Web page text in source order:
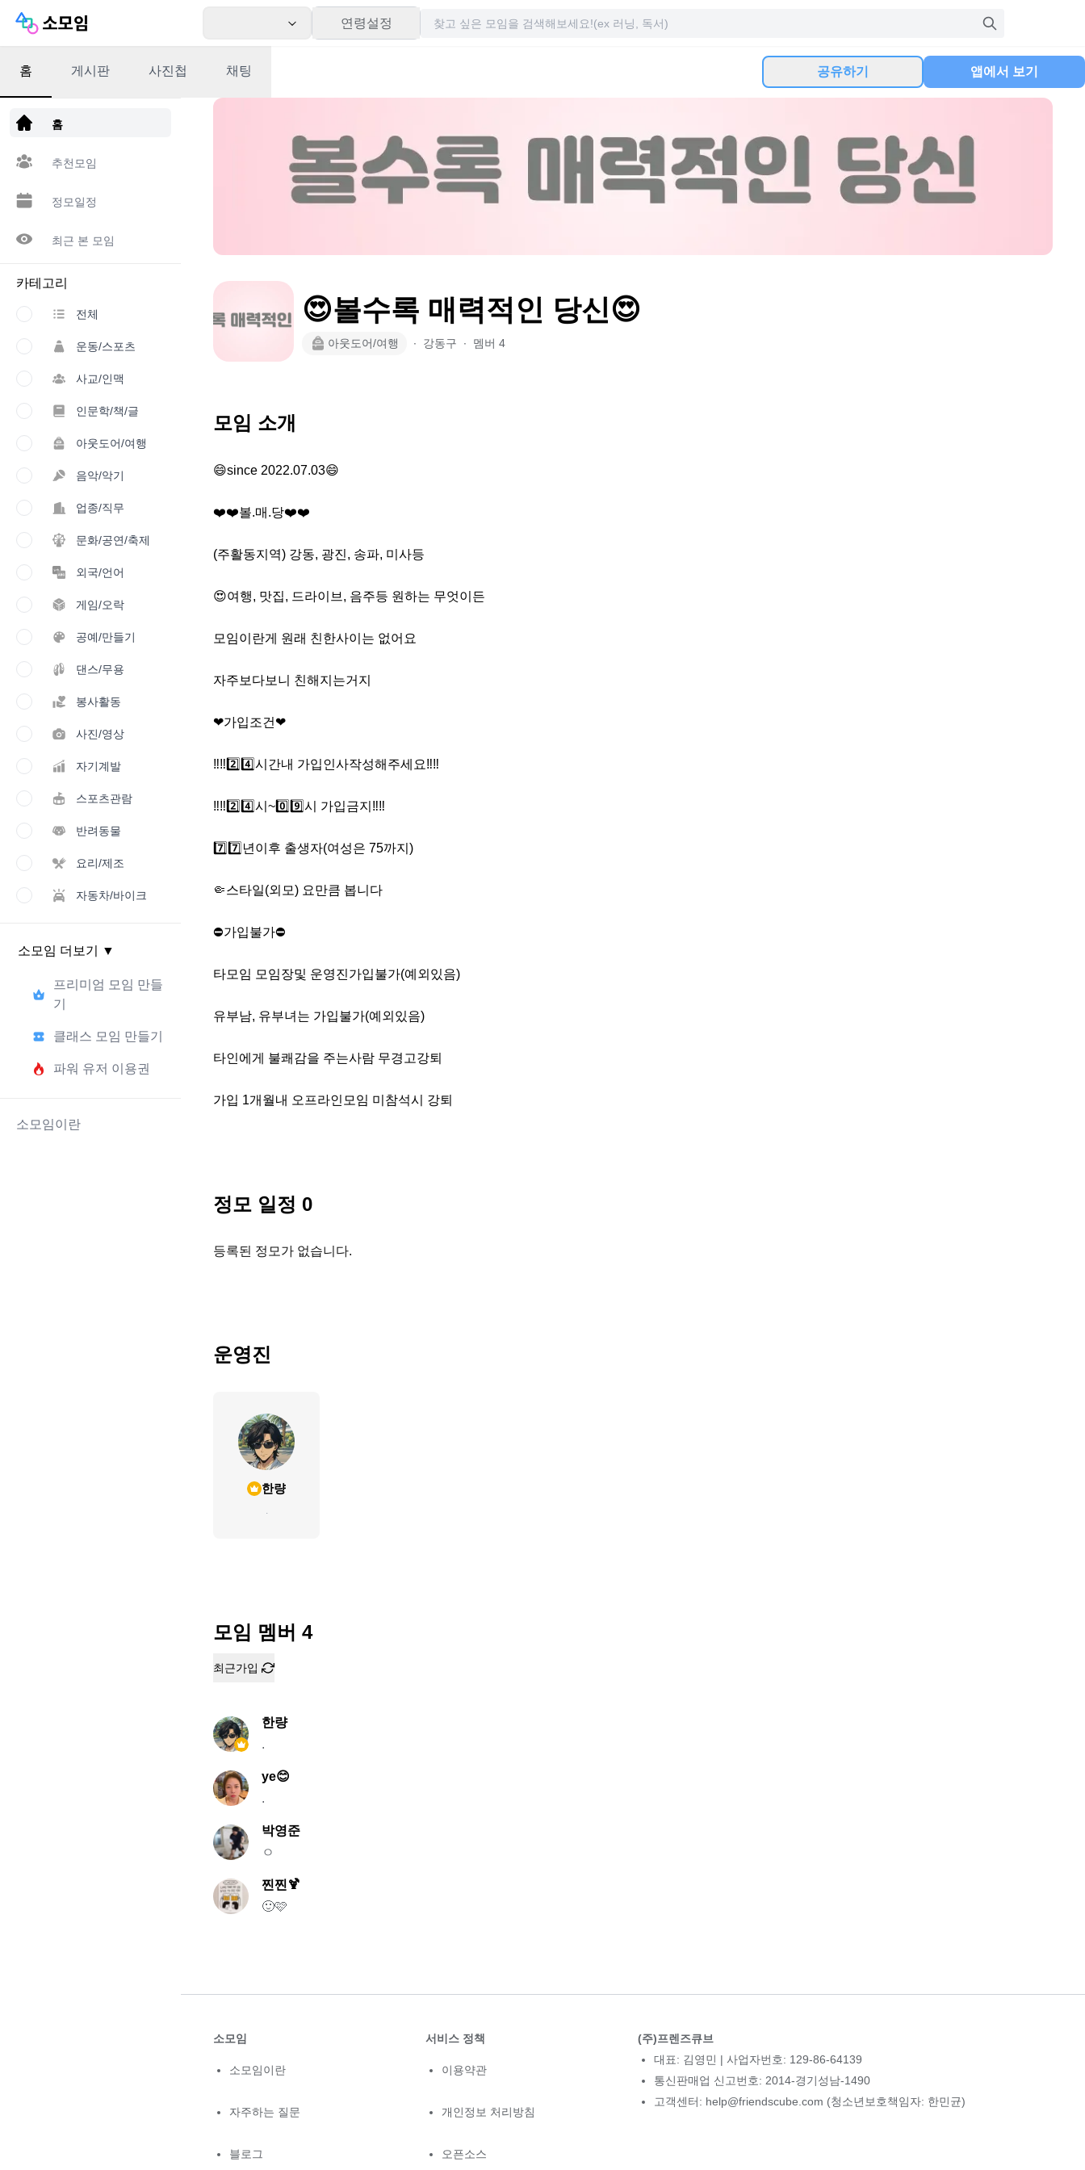
연령설정
앱 다운로드
홈
추천모임
정모일정
최근 본 모임
카테고리
전체
운동/스포츠
사교/인맥
인문학/책/글
아웃도어/여행
음악/악기
업종/직무
문화/공연/축제
외국/언어
게임/오락
공예/만들기
댄스/무용
봉사활동
사진/영상
자기계발
스포츠관람
반려동물
요리/제조
자동차/바이크
소모임 더보기 ▼
프리미엄 모임 만들
기
클래스 모임 만들기
파워 유저 이용권
소모임이란
홈 게시판 사진첩 채팅 공유하기 앱에서 보기
😍볼수록 매력적인 당신😍
아웃도어/여행 ∙ 강동구 ∙ 멤버 4
모임 소개
😄since 2022.07.03😄
❤️❤️볼.매.당❤️❤️
(주활동지역) 강동, 광진, 송파, 미사등
😍여행, 맛집, 드라이브, 음주등 원하는 무엇이든
모임이란게 원래 친한사이는 없어요
자주보다보니 친해지는거지
❤가입조건❤
‼️‼️2️⃣4️⃣시간내 가입인사작성해주세요‼️‼️
‼️‼️2️⃣4️⃣시~0️⃣9️⃣시 가입금지‼️‼️
7️⃣7️⃣년이후 출생자(여성은 75까지)
🤏스타일(외모) 요만큼 봅니다
⛔️가입불가⛔️
타모임 모임장및 운영진가입불가(예외있음)
유부남, 유부녀는 가입불가(예외있음)
타인에게 불쾌감을 주는사람 무경고강퇴
가입 1개월내 오프라인모임 미참석시 강퇴
정모 일정 0
등록된 정모가 없습니다.
운영진
한량
.
모임 멤버 4
최근가입
한량
.
ye😊
.
박영준
ㅇ
찐찐🍹
🙂🩷
소모임
소모임이란
자주하는 질문
블로그
서비스 정책
이용약관
개인정보 처리방침
오픈소스
(주)프렌즈큐브
대표: 김영민 | 사업자번호: 129-86-64139
통신판매업 신고번호: 2014-경기성남-1490
고객센터: help@friendscube.com (청소년보호책임자: 한민균)